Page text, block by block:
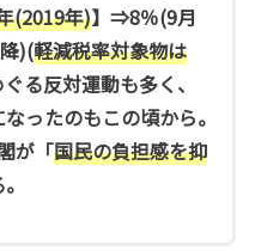
(2019年)】⇒8％(9月
)(軽減税率対象物は
る反対運動も多く、
ったのもこの頃から。
が「国民の負担感を抑